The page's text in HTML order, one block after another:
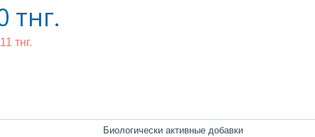
тнг.
тнг.
Биологически активные добавки